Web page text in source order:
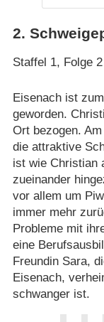
2.
Staffel 1, Folge
Eisenach ist
geworden.
Ort bezogen.
die attraktive
ist wie Christian
zueinander
vor allem um
immer mehr
Probleme mit
eine
Freundin Sara,
Eisenach,
schwanger ist.